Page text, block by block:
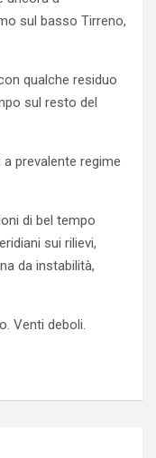
sul basso Tirreno,
qualche residuo
sul resto del
prevalente regime
di bel tempo
sui rilievi,
da instabilità,
Venti deboli.